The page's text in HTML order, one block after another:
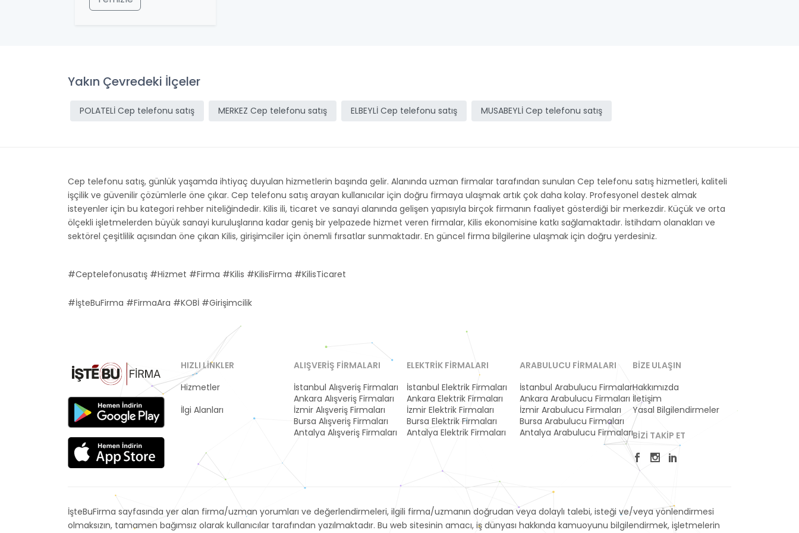
Yakın Çevredeki İlçeler
POLATELİ Cep telefonu satış MERKEZ Cep telefonu satış ELBEYLİ Cep telefonu satış MUSABEYLİ Cep telefonu satış
Cep telefonu satış, günlük yaşamda ihtiyaç duyulan hizmetlerin başında gelir. Alanında uzman firmalar tarafından sunulan Cep telefonu satış hizmetleri, kaliteli
işçilik ve güvenilir çözümlerle öne çıkar. Cep telefonu satış arayan kullanıcılar için doğru firmaya ulaşmak artık çok daha kolay. Profesyonel destek almak
isteyenler için bu kategori rehber niteliğindedir. Kilis ili, ticaret ve sanayi alanında gelişen yapısıyla birçok firmanın faaliyet gösterdiği bir merkezdir. Küçük ve orta
ölçekli işletmelerden büyük sanayi kuruluşlarına kadar geniş bir yelpazede hizmet veren firmalar, Kilis ekonomisine katkı sağlamaktadır. İstihdam olanakları ve
sektörel çeşitlilik açısından öne çıkan Kilis, girişimciler için önemli fırsatlar sunmaktadır. En güncel firma bilgilerine ulaşmak için doğru yerdesiniz.
#Ceptelefonusatış #Hizmet #Firma #Kilis #KilisFirma #KilisTicaret
#İşteBuFirma #FirmaAra #KOBİ #Girişimcilik
HIZLI LINKLER
Hizmetler
İlgi Alanları
ALIŞVERIŞ FIRMALARI
İstanbul Alışveriş Firmaları
Ankara Alışveriş Firmaları
İzmir Alışveriş Firmaları
Bursa Alışveriş Firmaları
Antalya Alışveriş Firmaları
ELEKTRIK FIRMALARI
İstanbul Elektrik Firmaları
Ankara Elektrik Firmaları
İzmir Elektrik Firmaları
Bursa Elektrik Firmaları
Antalya Elektrik Firmaları
ARABULUCU FIRMALARI
İstanbul Arabulucu Firmaları
Ankara Arabulucu Firmaları
İzmir Arabulucu Firmaları
Bursa Arabulucu Firmaları
Antalya Arabulucu Firmaları
BIZE ULAŞIN
Hakkımızda
İletişim
Yasal Bilgilendirmeler
BIZI TAKIP ET
İşteBuFirma sayfasında yer alan firma/uzman yorumları ve değerlendirmeleri, ilgili firma/uzmanın doğrudan veya dolaylı talebi, isteği ve/veya yönlendirmesi
olmaksızın, tamamen bağımsız olarak kullanıcılar tarafından yazılmaktadır. Bu web sitesinin amacı, iş dünyası hakkında kamuoyunu bilgilendirmek, işletmelerin